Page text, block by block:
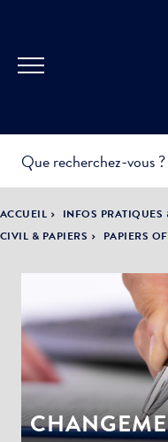
PRATIQUES &
DÉMARCHES
LA VILLE
ACCUEIL INFOS PRATIQUES
CIVIL & PAPIERS
PAPIERS